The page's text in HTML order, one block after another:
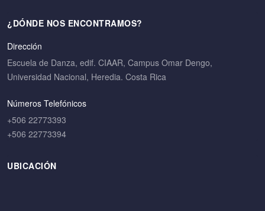
¿DÓNDE NOS ENCONTRAMOS?
Dirección
Escuela de Danza, edif. CIAAR, Campus Omar Dengo,
Universidad Nacional, Heredia. Costa Rica
Números Telefónicos
+506 22773393
+506 22773394
UBICACIÓN